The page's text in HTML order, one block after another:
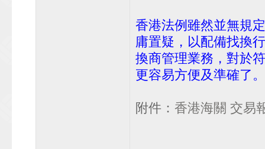
香港法例雖然並無規
庸置疑，以配備找換
換商管理業務，對於
更容易方便及準確了。
附件： 香港海關 交易